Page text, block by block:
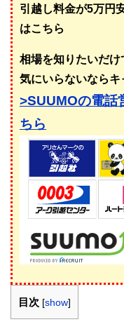
引越し料金が5万円
はこちら
相場を知りたいだ
気にいらないならキ
>SUUMOの電話
ちら
目次 [show]